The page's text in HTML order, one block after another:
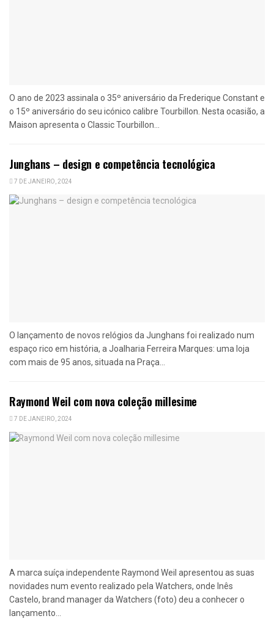
O ano de 2023 assinala o 35º aniversário da Frederique Constant e
o 15º aniversário do seu icónico calibre Tourbillon. Nesta ocasião, a
Maison apresenta o Classic Tourbillon...
Junghans – design e competência tecnológica
7 DE JANEIRO, 2024
O lançamento de novos relógios da Junghans foi realizado num
espaço rico em história, a Joalharia Ferreira Marques: uma loja
com mais de 95 anos, situada na Praça...
Raymond Weil com nova coleção millesime
7 DE JANEIRO, 2024
A marca suíça independente Raymond Weil apresentou as suas
novidades num evento realizado pela Watchers, onde Inês
Castelo, brand manager da Watchers (foto) deu a conhecer o
lançamento...